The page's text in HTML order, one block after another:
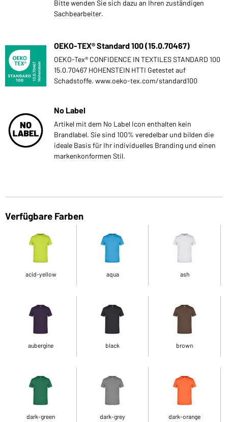
Bitte wenden Sie sich dazu an Ihren zuständigen
Sachbearbeiter.
OEKO-TEX® Standard 100 (15.0.70467)
OEKO-Tex® CONFIDENCE IN TEXTILES STANDARD 100
15.0.70467 HOHENSTEIN HTTI Getestet auf
Schadstoffe. www.oeko-tex.com/standard100
No Label
Artikel mit dem No Label Icon enthalten kein
Brandlabel. Sie sind 100% veredelbar und bilden die
ideale Basis für Ihr individuelles Branding und einen
markenkonformen Stil.
Verfügbare Farben
acid-yellow aqua ash
aubergine black brown
dark-green dark-grey dark-orange